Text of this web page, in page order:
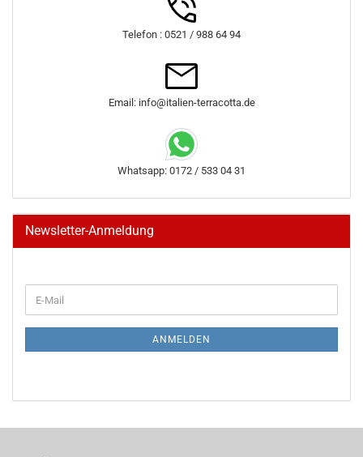
Telefon : 0521 / 988 64 94
Email: info@italien-terracotta.de
Whatsapp: 0172 / 533 04 31
Newsletter-Anmeldung
ZUR
E-
Mail
ANMELDEN